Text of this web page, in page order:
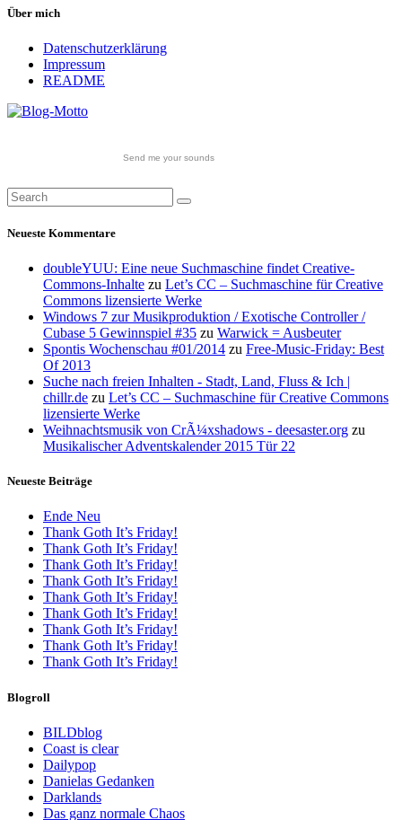
Über mich
Datenschutzerklärung
Impressum
README
Send me your sounds
Neueste Kommentare
doubleYUU: Eine neue Suchmaschine findet Creative-
Commons-Inhalte zu Let’s CC – Suchmaschine für Creative
Commons lizensierte Werke
Windows 7 zur Musikproduktion / Exotische Controller /
Cubase 5 Gewinnspiel #35 zu Warwick = Ausbeuter
Spontis Wochenschau #01/2014 zu Free-Music-Friday: Best
Of 2013
Suche nach freien Inhalten - Stadt, Land, Fluss & Ich |
chillr.de zu Let’s CC – Suchmaschine für Creative Commons
lizensierte Werke
Weihnachtsmusik von CrÃ¼xshadows - deesaster.org zu
Musikalischer Adventskalender 2015 Tür 22
Neueste Beiträge
Ende Neu
Thank Goth It’s Friday!
Thank Goth It’s Friday!
Thank Goth It’s Friday!
Thank Goth It’s Friday!
Thank Goth It’s Friday!
Thank Goth It’s Friday!
Thank Goth It’s Friday!
Thank Goth It’s Friday!
Thank Goth It’s Friday!
Blogroll
BILDblog
Coast is clear
Dailypop
Danielas Gedanken
Darklands
Das ganz normale Chaos